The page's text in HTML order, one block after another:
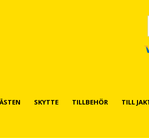
SKYTTE TILLBEHÖR TILL